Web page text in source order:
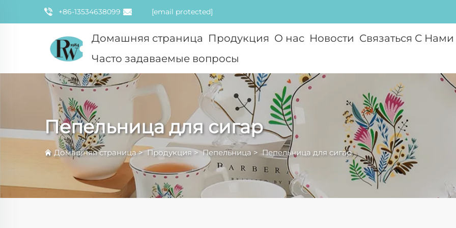
+86-13534638099 [email protected]
Домашняя страница Продукция О нас Новости Связаться С Нами
Часто задаваемые вопросы
Пепельница для сигар
Домашняя страница>Продукция>Пепельница>Пепельница для сигар